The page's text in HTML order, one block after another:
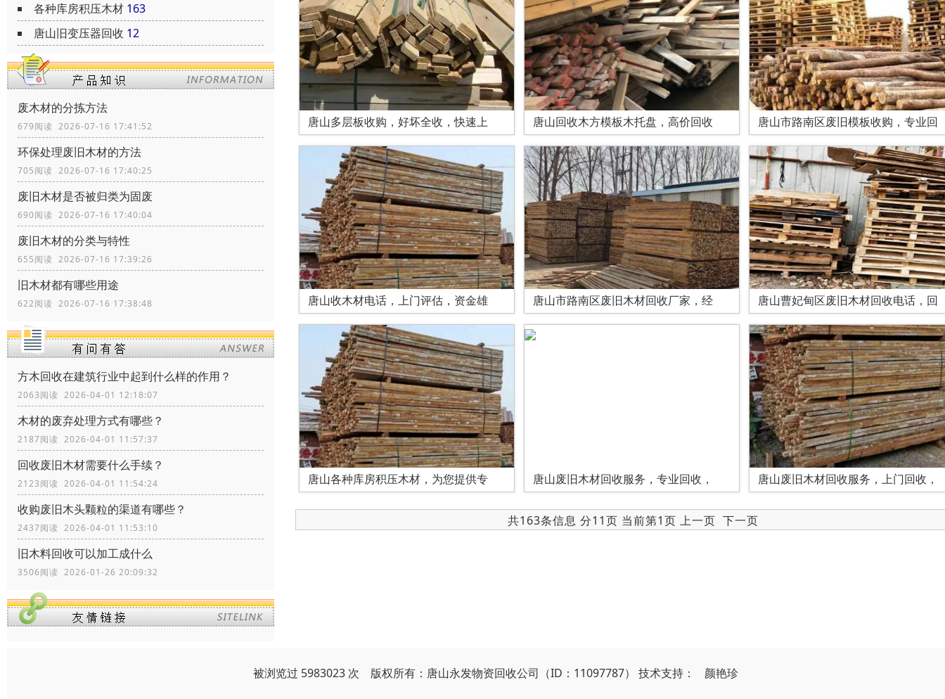
各种库房积压木材 163
唐山旧变压器回收 12
废木材的分拣方法
679阅读 2026-07-16 17:41:52
环保处理废旧木材的方法
705阅读 2026-07-16 17:40:25
废旧木材是否被归类为固废
690阅读 2026-07-16 17:40:04
废旧木材的分类与特性
655阅读 2026-07-16 17:39:26
旧木材都有哪些用途
622阅读 2026-07-16 17:38:48
方木回收在建筑行业中起到什么样的作用？
2063阅读 2026-04-01 12:18:07
木材的废弃处理方式有哪些？
2187阅读 2026-04-01 11:57:37
回收废旧木材需要什么手续？
2123阅读 2026-04-01 11:54:24
收购废旧木头颗粒的渠道有哪些？
2437阅读 2026-04-01 11:53:10
旧木料回收可以加工成什么
3506阅读 2026-01-26 20:09:32
唐山多层板收购，好坏全收，快速上 唐山回收木方模板木托盘，高价回收 唐山市路南区废旧模板收购，专业回
唐山收木材电话，上门评估，资金雄 唐山市路南区废旧木材回收厂家，经 唐山曹妃甸区废旧木材回收电话，回
唐山各种库房积压木材，为您提供专 唐山废旧木材回收服务，专业回收， 唐山废旧木材回收服务，上门回收，
共163条信息 分11页 当前第1页 上一页 下一页
被浏览过 5983023 次 版权所有：唐山永发物资回收公司（ID：11097787） 技术支持 ： 颜艳珍